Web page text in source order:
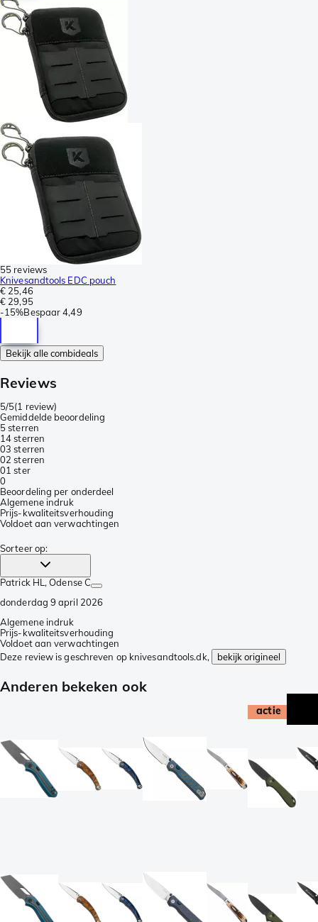
55 reviews
Knivesandtools EDC pouch
€ 25,46
€ 29,95
-15%Bespaar 4,49
Bekijk alle combideals
Reviews
5/5(1 review)
Gemiddelde beoordeling
5 sterren
14 sterren
03 sterren
02 sterren
01 ster
0
Beoordeling per onderdeel
Algemene indruk
Prijs-kwaliteitsverhouding
Voldoet aan verwachtingen
Sorteer op:
Patrick HL , Odense C
donderdag 9 april 2026
Algemene indruk
Prijs-kwaliteitsverhouding
Voldoet aan verwachtingen
Deze review is geschreven op knivesandtools.dk,
bekijk origineel
Anderen bekeken ook
actie